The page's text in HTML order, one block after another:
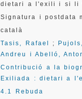
dietari a l'exili i si li
Signatura i postdata
català
Tasis, Rafael ;
Andreu i Abelló,
Contribució a la
Exiliada : dietari a
4.1 Rebuda